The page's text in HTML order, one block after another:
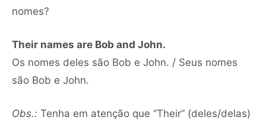
nomes?
Their names are Bob and John.
Os nomes deles são Bob e John. / Seus nomes
são Bob e John.
Obs.: Tenha em atenção que “Their” (deles/delas)